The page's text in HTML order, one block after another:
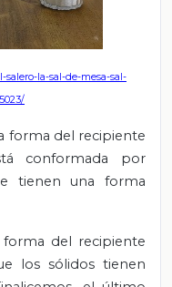
salero-la-sal-de-mesa-sal-
forma del recipiente
conformada por
tienen una forma
del recipiente
los sólidos tienen